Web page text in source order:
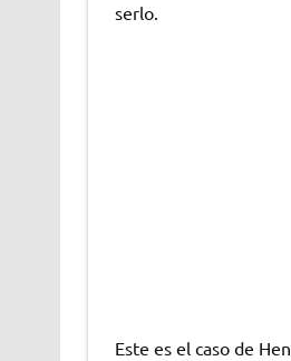
serlo.
Este es el caso de